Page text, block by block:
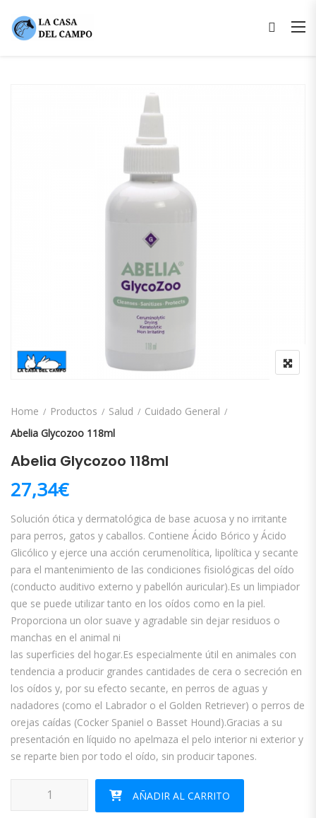
Home Productos Salud
Cuidado General
Abelia Glycozoo 118ml
Abelia Glycozoo 118ml
27,34€
Solución ótica y dermatológica de base acuosa y no irritante
para perros, gatos y caballos. Contiene Ácido Bórico y Ácido
Glicólico y ejerce una acción cerumenolítica, lipolítica y secante
para el mantenimiento de las condiciones fisiológicas del oído
(conducto auditivo externo y pabellón auricular).Es un limpiador
que se puede utilizar tanto en los oídos como en la piel.
Proporciona un olor suave y agradable sin dejar residuos o
manchas en el animal ni
las superficies del hogar.Es especialmente útil en animales con
tendencia a producir grandes cantidades de cera o secreción en
los oídos y, por su efecto secante, en perros de aguas y
nadadores (como el Labrador o el Golden Retriever) o perros de
orejas caídas (Cocker Spaniel o Basset Hound).Gracias a su
presentación en líquido no apelmaza el pelo interior ni exterior y
se reparte bien por todo el oído, sin producir tapones.
Abelia Glycozoo 118ml cantidad
AÑADIR AL CARRITO